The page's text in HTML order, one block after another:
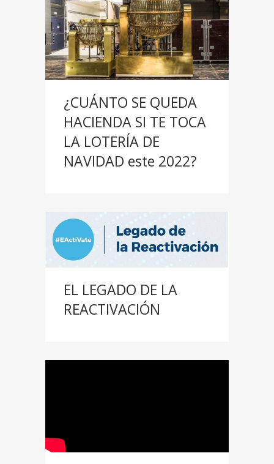
¿CUÁNTO SE QUEDA
HACIENDA SI TE TOCA
LA LOTERÍA DE
NAVIDAD este 2022?
EL LEGADO DE LA
REACTIVACIÓN